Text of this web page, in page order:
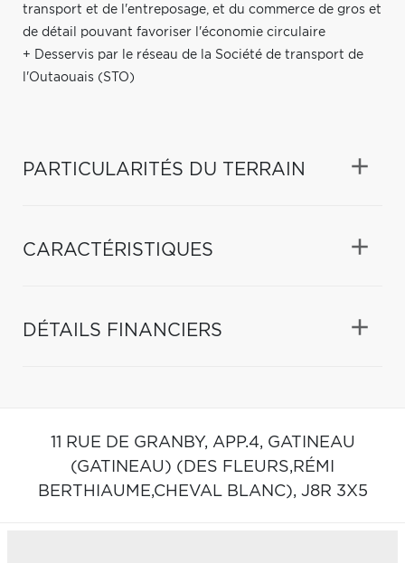
transport et de l'entreposage, et du commerce de gros et
de détail pouvant favoriser l'économie circulaire
+ Desservis par le réseau de la Société de transport de
l'Outaouais (STO)
PARTICULARITÉS DU TERRAIN
CARACTÉRISTIQUES
DÉTAILS FINANCIERS
11 RUE DE GRANBY, APP.4, GATINEAU
(GATINEAU) (DES FLEURS,RÉMI
BERTHIAUME,CHEVAL BLANC), J8R 3X5